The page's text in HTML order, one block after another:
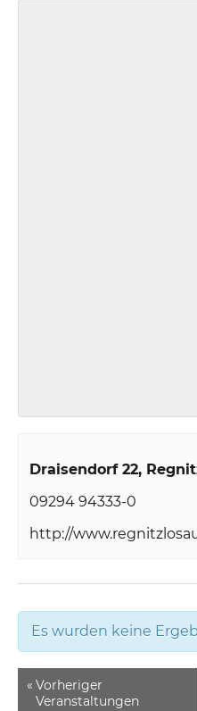
Draisendorf 22
09294 94333-0
http://
Es wurden keine
« Vorheriger
Veranstaltungen